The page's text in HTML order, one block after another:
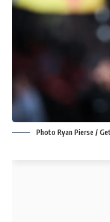
Photo Ryan Pierse /